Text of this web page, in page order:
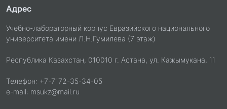
Адрес
Учебно-лабораторный корпус Евразийского национального
университета имени Л.Н.Гумилева (7 этаж)
Республика Казахстан, 010010 г. Астана, ул. Кажымукана, 11
Телефон: +7-7172-35-34-05
e-mail: msukz@mail.ru